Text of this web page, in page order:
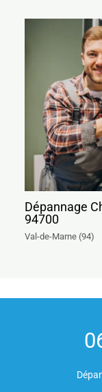
Dépannage
94700
Val-de-Marne (94)